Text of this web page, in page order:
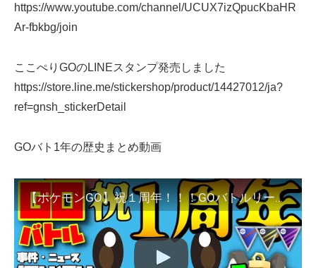
https://www.youtube.com/channel/UCUX7izQpucKbaHR
Ar-fbkbg/join
ここぺりGOのLINEスタンプ発売しました
https://store.line.me/stickershop/product/14427012/ja?
ref=gnsh_stickerDetail
GOバト1年の歴史まとめ動画
【ポケモンGO】祝１周年！！！GOバトルリーグの事件・ニュースを振り返えろう！